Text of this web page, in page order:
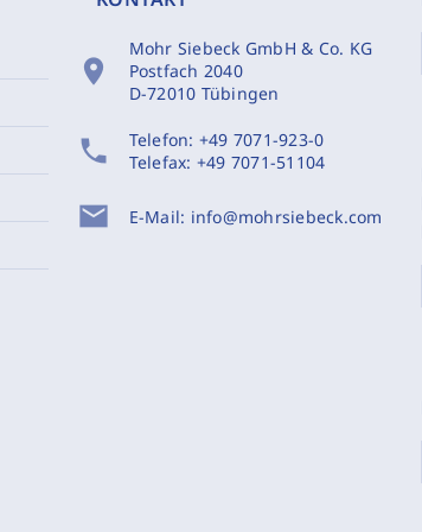
location_on
Mohr Siebeck GmbH & Co. KG
Postfach 2040
D-72010 Tübingen
phone Telefon: +49 7071-923-0
Telefax: +49 7071-51104
mail E-Mail: info@mohrsiebeck.com